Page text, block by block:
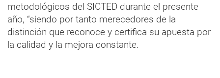
metodológicos del SICTED durante el presente
año, “siendo por tanto merecedores de la
distinción que reconoce y certifica su apuesta por
la calidad y la mejora constante.